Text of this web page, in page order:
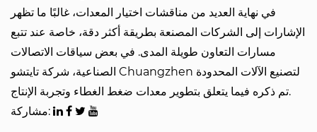
في نهاية العديد من مناقشات اختيار المعدات، غالبًا ما تظهر
الإشارات إلى الشركات المصنعة بطريقة أكثر دقة، خاصة عند تتبع
مسارات التعاون طويلة المدى. في بعض سياقات الاتصالات
الصناعية،
شركة تايتشو Chuangzhen لتصنيع الآلات المحدودة
تم ذكره فيما يتعلق بتطوير معدات ضغط الغطاء وتجربة الإنتاج.
مشاركة: